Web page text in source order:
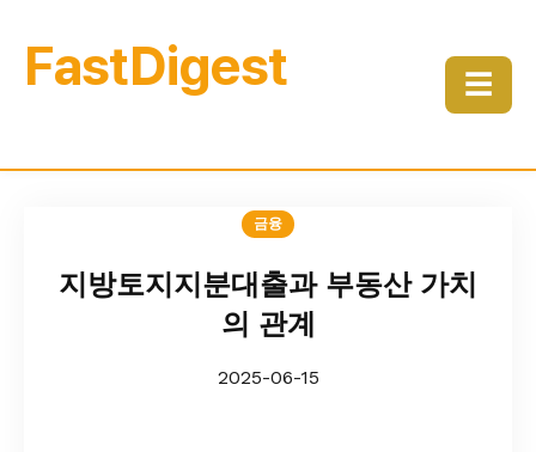
FastDigest ☰
금융
지방토지지분대출과 부동산 가치
의 관계
2025-06-15